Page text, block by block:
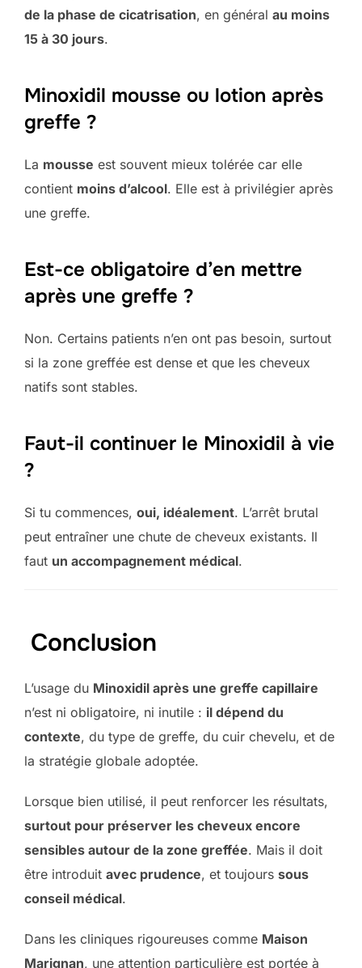
de la phase de cicatrisation, en général au moins
15 à 30 jours.
Minoxidil mousse ou lotion après
greffe ?
La mousse est souvent mieux tolérée car elle
contient moins d’alcool. Elle est à privilégier après
une greffe.
Est-ce obligatoire d’en mettre
après une greffe ?
Non. Certains patients n’en ont pas besoin, surtout
si la zone greffée est dense et que les cheveux
natifs sont stables.
Faut-il continuer le Minoxidil à vie
?
Si tu commences, oui, idéalement. L’arrêt brutal
peut entraîner une chute de cheveux existants. Il
faut un accompagnement médical.
Conclusion
L’usage du Minoxidil après une greffe capillaire
n’est ni obligatoire, ni inutile : il dépend du
contexte, du type de greffe, du cuir chevelu, et de
la stratégie globale adoptée.
Lorsque bien utilisé, il peut renforcer les résultats,
surtout pour préserver les cheveux encore
sensibles autour de la zone greffée. Mais il doit
être introduit avec prudence, et toujours sous
conseil médical.
Dans les cliniques rigoureuses comme Maison
Marignan, une attention particulière est portée à